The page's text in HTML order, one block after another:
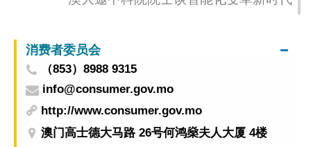
消费者委员会
（853）8988 9315
info@consumer.gov.mo
http://www.consumer.gov.mo
澳门高士德大马路 26号何鸿燊夫人大厦 4楼